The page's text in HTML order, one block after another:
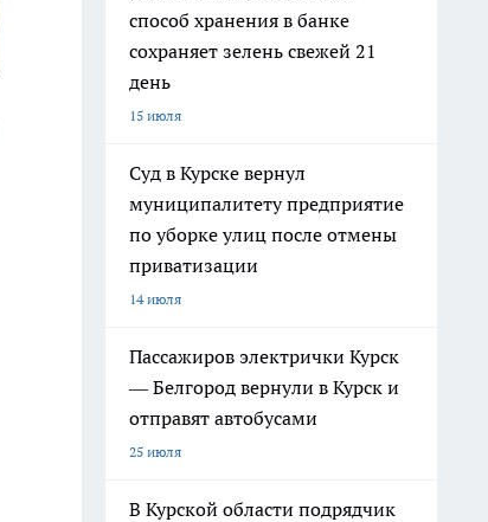
способ хранения в банке
сохраняет зелень свежей 21
день
15 июля
Суд в Курске вернул
муниципалитету предприятие
по уборке улиц после отмены
приватизации
14 июля
Пассажиров электрички Курск
— Белгород вернули в Курск и
отправят автобусами
25 июля
В Курской области подрядчик